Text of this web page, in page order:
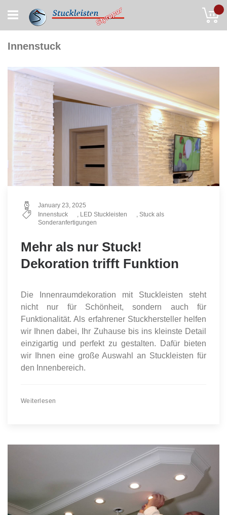
to
Content
Innenstuck
January 23, 2025
Innenstuck
, LED Stuckleisten , Stuck als
Sonderanfertigungen
Mehr als nur Stuck!
Dekoration trifft Funktion
Die Innenraumdekoration mit Stuckleisten steht
nicht nur für Schönheit, sondern auch für
Funktionalität. Als erfahrener Stuckhersteller helfen
wir Ihnen dabei, Ihr Zuhause bis ins kleinste Detail
einzigartig und perfekt zu gestalten. Dafür bieten
wir Ihnen eine große Auswahl an Stuckleisten für
den Innenbereich.
Weiterlesen